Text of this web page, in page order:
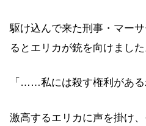
駆け込んで来た刑事・マー
るとエリカが銃を向けました
「……私には殺す権利がある
激高するエリカに声を掛け